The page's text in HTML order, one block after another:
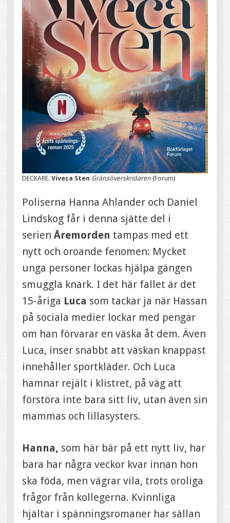
DECKARE.Viveca Sten Gränsöverskridaren(Forum)
Poliserna Hanna Ahlander och Daniel
Lindskog får i denna sjätte del i
serienÅremorden tampas med ett
nytt och oroande fenomen: Mycket
unga personer lockas hjälpa gängen
smuggla knark. I det här fallet är det
15-åriga Luca som tackar ja när Hassan
på sociala medier lockar med pengar
om han förvarar en väska åt dem. Även
Luca, inser snabbt att väskan knappast
innehåller sportkläder. Och Luca
hamnar rejält i klistret, på väg att
förstöra inte bara sitt liv, utan även sin
mammas och lillasysters.
Hanna, som här bär på ett nytt liv, har
bara har några veckor kvar innan hon
ska föda, men vägrar vila, trots oroliga
frågor från kollegerna. Kvinnliga
hjältar i spänningsromaner har sällan